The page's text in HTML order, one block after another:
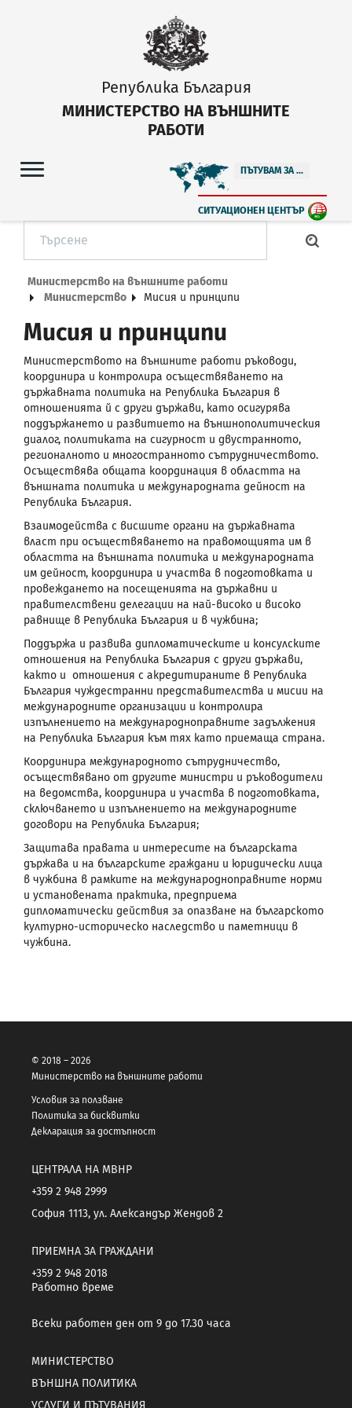
Република България
МИНИСТЕРСТВО НА ВЪНШНИТЕ
РАБОТИ
ПЪТУВАМ ЗА ...
СИТУАЦИОНЕН ЦЕНТЪР
Министерство на външните работи
Министерство
Мисия и принципи
Мисия и принципи
Министерството на външните работи ръководи,
координира и контролира осъществяването на
държавната политика на Република България в
отношенията й с други държави, като осигурява
поддържането и развитието на външнополитическия
диалог, политиката на сигурност и двустранното,
регионалното и многостранното сътрудничеството.
Осъществява общата координация в областта на
външната политика и международната дейност на
Република България.
Взаимодейства с висшите органи на държавната
власт при осъществяването на правомощията им в
областта на външната политика и международната
им дейност, координира и участва в подготовката и
провеждането на посещенията на държавни и
правителствени делегации на най-високо и високо
равнище в Република България и в чужбина;
Поддържа и развива дипломатическите и консулските
отношения на Република България с други държави,
както и отношения с акредитираните в Република
България чуждестранни представителства и мисии на
международните организации и контролира
изпълнението на международноправните задължения
на Република България към тях като приемаща страна.
Координира международното сътрудничество,
осъществявано от другите министри и ръководители
на ведомства, координира и участва в подготовката,
сключването и изпълнението на международните
договори на Република България;
Защитава правата и интересите на българската
държава и на българските граждани и юридически лица
в чужбина в рамките на международноправните норми
и установената практика, предприема
дипломатически действия за опазване на българското
културно-историческо наследство и паметници в
чужбина.
© 2018 – 2026
Министерство на външните работи
Условия за ползване
Политика за бисквитки
Декларация за достъпност
ЦЕНТРАЛА НА МВНР
+359 2 948 2999
София 1113, ул. Александър Жендов 2
ПРИЕМНА ЗА ГРАЖДАНИ
+359 2 948 2018
Работно време
Всеки работен ден от 9 до 17.30 часа
МИНИСТЕРСТВО
ВЪНШНА ПОЛИТИКА
УСЛУГИ И ПЪТУВАНИЯ